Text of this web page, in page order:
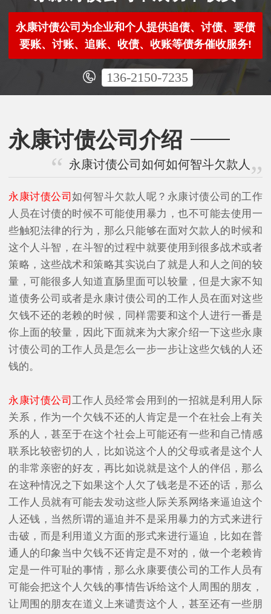
永康讨债公司为企业和个人提供追债、讨债、要债
要账、讨账、追账、收债、收账等债务催收服务!
136-2150-7235
永康讨债公司介绍
永康讨债公司如何如何智斗欠款人
永康讨债公司如何智斗欠款人呢？永康讨债公司的工作
人员在讨债的时候不可能使用暴力，也不可能去使用一
些触犯法律的行为，那么只能够在面对欠款人的时候和
这个人斗智，在斗智的过程中就要使用到很多战术或者
策略，这些战术和策略其实说白了就是人和人之间的较
量，可能很多人知道直肠里面可以较量，但是大家不知
道债务公司或者是永康讨债公司的工作人员在面对这些
欠钱不还的老赖的时候，同样需要和这个人进行一番是
你上面的较量，因此下面就来为大家介绍一下这些永康
讨债公司的工作人员是怎么一步一步让这些欠钱的人还
钱的。
永康讨债公司工作人员经常会用到的一招就是利用人际
关系，作为一个欠钱不还的人肯定是一个在社会上有关
系的人，甚至于在这个社会上可能还有一些和自己情感
联系比较密切的人，比如说这个人的父母或者是这个人
的非常亲密的好友，再比如说就是这个人的伴侣，那么
在这种情况之下如果这个人欠了钱老是不还的话，那么
工作人员就有可能去发动这些人际关系网络来逼迫这个
人还钱，当然所谓的逼迫并不是采用暴力的方式来进行
击破，而是利用道义方面的形式来进行逼迫，比如在普
通人的印象当中欠钱不还肯定是不对的，做一个老赖肯
定是一件可耻的事情，那么永康要债公司的工作人员有
可能会把这个人欠钱的事情告诉给这个人周围的朋友，
让周围的朋友在道义上来谴责这个人，甚至还有一些朋